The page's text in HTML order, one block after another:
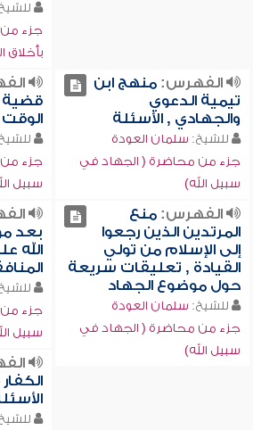
جزء من
بأخلاق
الفهرس:منهج ابن
تيمية الدعوي
والجهادي , الأسئلة
للشيخ: سلمان العودة
جزء من محاضرة ( الجهاد في
سبيل الله)
قضية
الوقت
جزء
سبيل
الفهرس:منع
المرتدين الذين رجعوا
إلى الإسلام من تولي
القيادة , تعليقات سريعة
حول موضوع الجهاد
للشيخ: سلمان العودة
جزء من محاضرة ( الجهاد في
سبيل الله)
بعد
الله
جزء
سبيل